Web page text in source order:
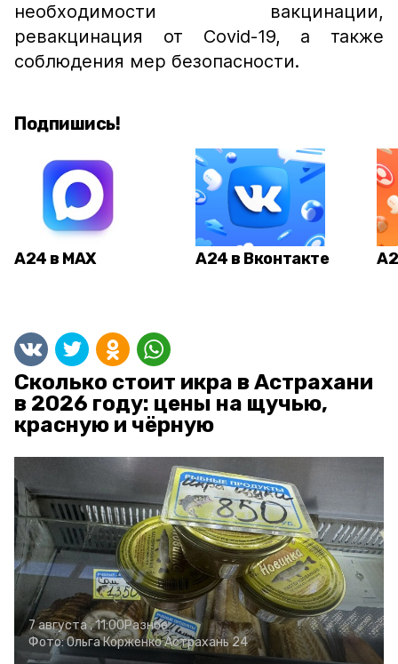
необходимости вакцинации,
ревакцинация от Covid-19, а также
соблюдения мер безопасности.
Подпишись!
А24 в MAX А24 в Вконтакте
Сколько стоит икра в Астрахани
в 2026 году: цены на щучью,
красную и чёрную
7 августа , 11:00Разное
Фото:Ольга КорженкоАстрахань 24